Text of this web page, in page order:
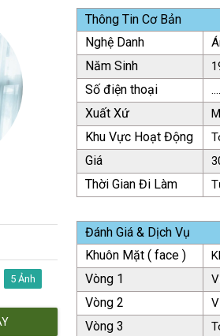
5
Thông Tin Cơ Bản
Nghệ Danh
Năm Sinh
Số điện thoại
Xuất Xứ
Khu Vực Hoạt Động
Giá
Thời Gian Đi Làm
Đánh Giá & Dịch Vụ
Khuôn Mặt ( face )
Vòng 1
Vòng 2
Vòng 3